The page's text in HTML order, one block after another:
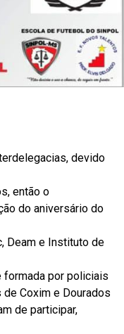
devido
então o
do aniversário do
Deam e Instituto de
formada por policiais
Coxim e Dourados
de participar,